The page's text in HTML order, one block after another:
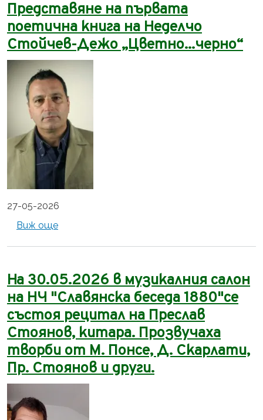
Представяне на първата
поетична книга на Неделчо
Стойчев-Дежо „Цветно...черно“
27-05-2026
Виж ощеabout Представяне на първата поетична
На 30.05.2026 в музикалния салон
на НЧ "Славянска беседа 1880"се
състоя рецитал на Преслав
Стоянов, китара. Прозвучаха
творби от М. Понсе, Д. Скарлати,
Пр. Стоянов и други.